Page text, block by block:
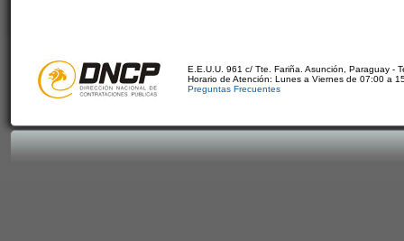
E.E.U.U. 961 c/ Tte. Fariña. Asunción, Paraguay -
Horario de Atención: Lunes a Viernes de 07:00 a
Preguntas Frecuentes